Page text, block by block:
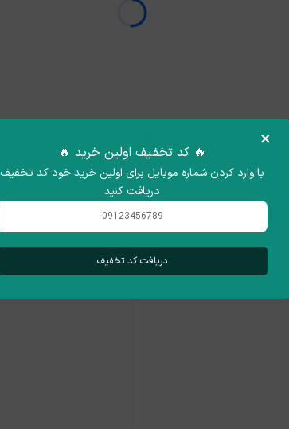
× 🔥 کد تخفیف اولین خرید 🔥
با وارد کردن شماره موبایل برای اولین خرید خود کد تخفیف
دریافت کنید
دریافت کد تخفیف